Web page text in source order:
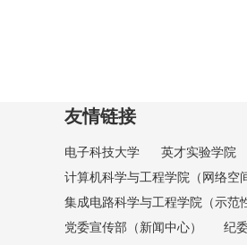
友情链接
电子科技大学 英才实验学院
计算机科学与工程学院（网络空
集成电路科学与工程学院（示范
党委宣传部（新闻中心）
纪